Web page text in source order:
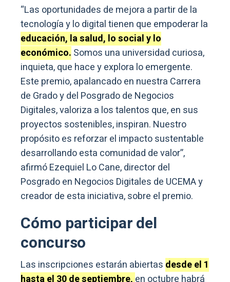
“Las oportunidades de mejora a partir de la
tecnología y lo digital tienen que empoderar la
educación, la salud, lo social y lo
económico. Somos una universidad curiosa,
inquieta, que hace y explora lo emergente.
Este premio, apalancado en nuestra Carrera
de Grado y del Posgrado de Negocios
Digitales, valoriza a los talentos que, en sus
proyectos sostenibles, inspiran. Nuestro
propósito es reforzar el impacto sustentable
desarrollando esta comunidad de valor”,
afirmó Ezequiel Lo Cane, director del
Posgrado en Negocios Digitales de UCEMA y
creador de esta iniciativa, sobre el premio.
Cómo participar del
concurso
Las inscripciones estarán abiertas desde el 1
hasta el 30 de septiembre, en octubre habrá